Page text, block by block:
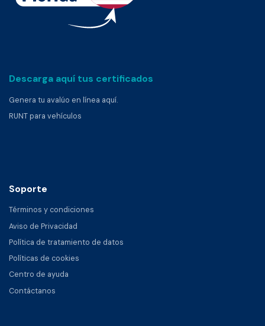
Descarga aquí tus certificados
Genera tu avalúo en línea aquí.
RUNT para vehículos
Soporte
Términos y condiciones
Aviso de Privacidad
Política de tratamiento de datos
Políticas de cookies
Centro de ayuda
Contáctanos